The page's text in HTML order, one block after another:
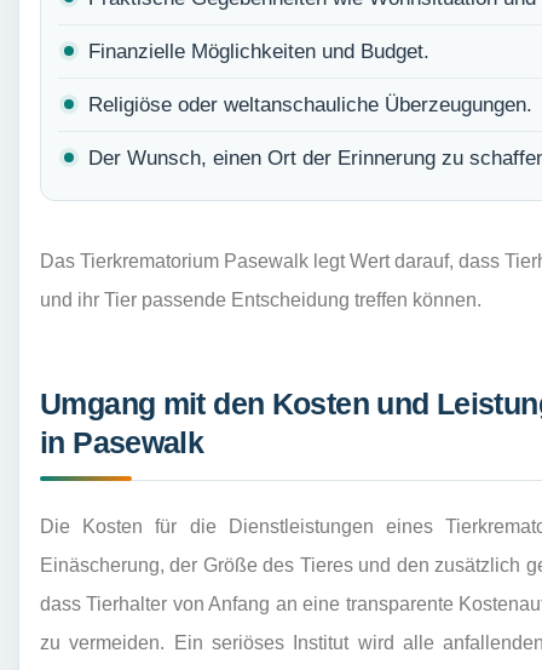
Finanzielle Möglichkeiten und Budget.
Religiöse oder weltanschauliche Überzeugungen.
Der Wunsch, einen Ort der Erinnerung zu
Das Tierkrematorium Pasewalk legt Wert darauf, dass
und ihr Tier passende Entscheidung treffen können.
Umgang mit den Kosten und
in Pasewalk
Die Kosten für die Dienstleistungen eines
Einäscherung, der Größe des Tieres und den zusätzlich
dass Tierhalter von Anfang an eine transparente
zu vermeiden. Ein seriöses Institut wird alle